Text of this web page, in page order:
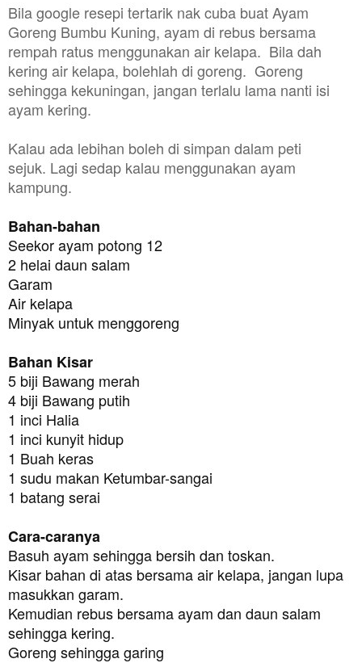
Bila google resepi tertarik nak cuba buat Ayam
Goreng Bumbu Kuning, ayam di rebus bersama
rempah ratus menggunakan air kelapa. Bila dah
kering air kelapa, bolehlah di goreng. Goreng
sehingga kekuningan, jangan terlalu lama nanti isi
ayam kering.
Kalau ada lebihan boleh di simpan dalam peti
sejuk. Lagi sedap kalau menggunakan ayam
kampung.
Bahan-bahan
Seekor ayam potong 12
2 helai daun salam
Garam
Air kelapa
Bahan Kisar
5 biji Bawang merah
4 biji Bawang putih
1 inci Halia
1 inci kunyit hidup
1 Buah keras
1 sudu makan Ketumbar-sangai
1 batang serai
Cara-caranya
Basuh ayam sehingga bersih dan toskan.
Kisar bahan di atas bersama air kelapa, jangan lupa
masukkan garam.
Kemudian rebus bersama ayam dan daun salam
sehingga kering.
Goreng sehingga garing